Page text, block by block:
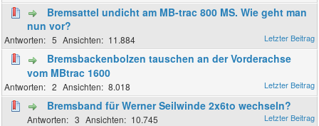
Bremsattel undicht am MB-trac 800 MS. Wie geht man
nun vor?
5 11.884
Bremsbackenbolzen tauschen an der Vorderachse
vom MBtrac 1600
2 8.018
Bremsband für Werner Seilwinde 2x6to wechseln?
3 10.745